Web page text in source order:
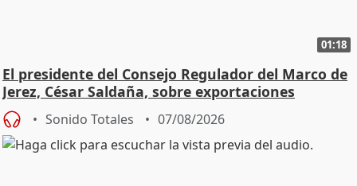
01:18
El presidente del Consejo Regulador del Marco de
Jerez, César Saldaña, sobre exportaciones
Sonido Totales 07/08/2026